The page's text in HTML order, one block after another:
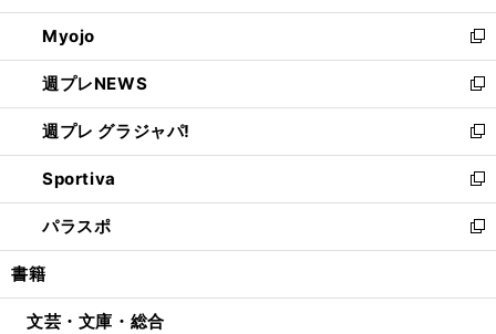
開
く
ウ
で
開
く
ン
ド
ウ
で
開
く
ウ
ィ
ン
ド
ウ
で
開
く
Myojo
新
し
い
ウ
ィ
ン
ド
ウ
で
開
週プレNEWS
新
し
い
ウ
ィ
ン
ド
ウ
開
週プレ グラジャパ!
新
し
い
ウ
ィ
ン
ウ
Sportiva
新
し
い
ウ
ン
パラスポ
新
し
ウ
書籍
文芸・文庫・総合